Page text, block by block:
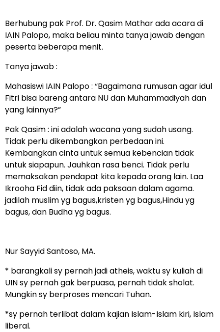
Berhubung pak Prof. Dr. Qasim Mathar ada acara di
IAIN Palopo, maka beliau minta tanya jawab dengan
peserta beberapa menit.
Tanya jawab :
Mahasiswi IAIN Palopo : “Bagaimana rumusan agar idul
Fitri bisa bareng antara NU dan Muhammadiyah dan
yang lainnya?”
Pak Qasim : ini adalah wacana yang sudah usang.
Tidak perlu dikembangkan perbedaan ini.
Kembangkan cinta untuk semua kebencian tidak
untuk siapapun. Jauhkan rasa benci. Tidak perlu
memaksakan pendapat kita kepada orang lain. Laa
Ikrooha Fid diin, tidak ada paksaan dalam agama.
jadilah muslim yg bagus,kristen yg bagus,Hindu yg
bagus, dan Budha yg bagus.
Nur Sayyid Santoso, MA.
* barangkali sy pernah jadi atheis, waktu sy kuliah di
UIN sy pernah gak berpuasa, pernah tidak sholat.
Mungkin sy berproses mencari Tuhan.
*sy pernah terlibat dalam kajian Islam-Islam kiri, Islam
liberal.